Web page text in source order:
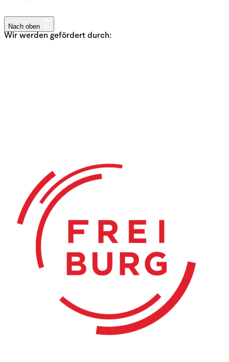
Nach oben
Wir werden gefördert durch: